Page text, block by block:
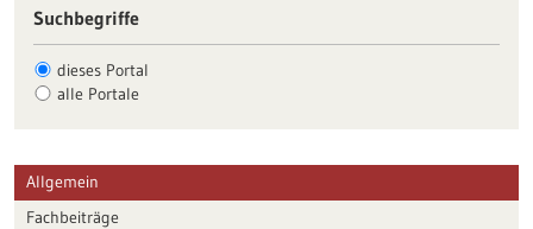
Suchbegriffe
dieses Portal
alle Portale
Allgemein
Fachbeiträge